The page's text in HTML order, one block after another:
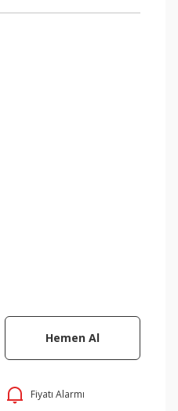
Hemen Al
Fiyatı Alarmı